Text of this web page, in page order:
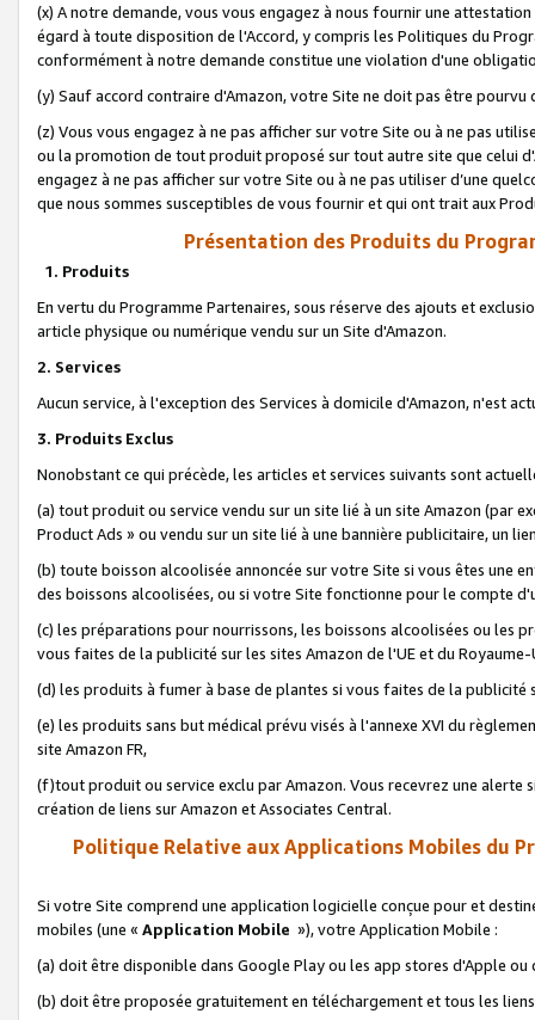
(x) A notre demande, vous vous engagez à nous fournir une
égard à toute disposition de l'Accord, y compris les Politiques du
conformément à notre demande constitue une violation d'une
(y) Sauf accord contraire d'Amazon, votre Site ne doit pas être
(z) Vous vous engagez à ne pas afficher sur votre Site ou à ne pas
ou la promotion de tout produit proposé sur tout autre site que celui
engagez à ne pas afficher sur votre Site ou à ne pas utiliser d’une
que nous sommes susceptibles de vous fournir et qui ont trait aux
Présentation des Produits du
1. Produits
En vertu du Programme Partenaires, sous réserve des ajouts et
article physique ou numérique vendu sur un Site d'Amazon.
2. Services
Aucun service, à l'exception des Services à domicile d'Amazon, n'est
3. Produits Exclus
Nonobstant ce qui précède, les articles et services suivants sont
(a) tout produit ou service vendu sur un site lié à un site Amazon (par
Product Ads » ou vendu sur un site lié à une bannière publicitaire, un
(b) toute boisson alcoolisée annoncée sur votre Site si vous êtes une
des boissons alcoolisées, ou si votre Site fonctionne pour le compte
(c) les préparations pour nourrissons, les boissons alcoolisées ou les
vous faites de la publicité sur les sites Amazon de l'UE et du Royaume-
(d) les produits à fumer à base de plantes si vous faites de la publicité
(e) les produits sans but médical prévu visés à l'annexe XVI du
site Amazon FR,
(f)tout produit ou service exclu par Amazon. Vous recevrez une alerte
création de liens sur Amazon et Associates Central.
Politique Relative aux Applications Mobiles du
Si votre Site comprend une application logicielle conçue pour et
mobiles (une « Application Mobile »), votre Application Mobile :
(a) doit être disponible dans Google Play ou les app stores d'Apple ou
(b) doit être proposée gratuitement en téléchargement et tous les